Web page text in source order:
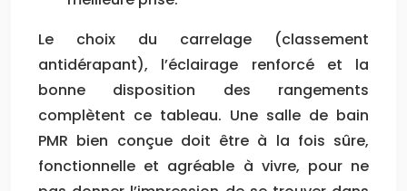
Le choix du carrelage (classement
antidérapant), l’éclairage renforcé et la
bonne disposition des rangements
complètent ce tableau. Une salle de bain
PMR bien conçue doit être à la fois sûre,
fonctionnelle et agréable à vivre, pour ne